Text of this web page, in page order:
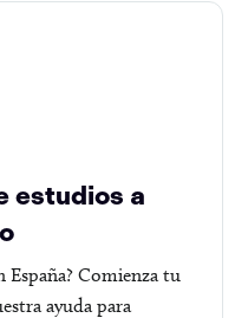
estudios a
Comienza tu
ayuda para